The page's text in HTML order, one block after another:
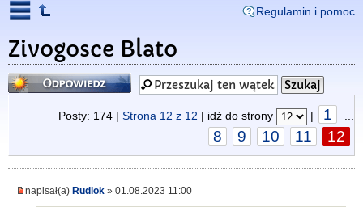
Regulamin i pomoc
Zivogosce Blato
Odpowiedz
Posty: 174 | Strona 12 z 12 | idź do strony | 1
8 9 10 11 12
napisał(a) Rudiok » 01.08.2023 11:00